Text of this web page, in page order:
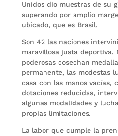
Unidos dio muestras de su
superando por amplio
ubicado, que es Brasil.
Son 42 las naciones
maravillosa justa deportiva.
poderosas cosechan
permanente, las modestas
casa con las manos vacías,
dotaciones reducidas,
algunas modalidades y
propias limitaciones.
La labor que cumple la